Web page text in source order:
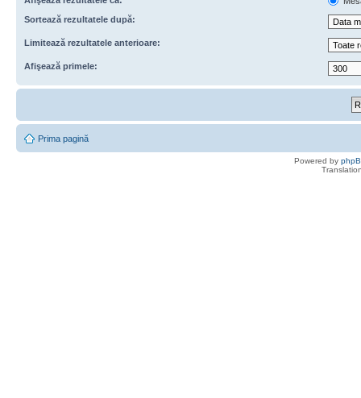
Sortează rezultatele după:
Limitează rezultatele anterioare:
Afişează primele:
Prima pagină
Powered by